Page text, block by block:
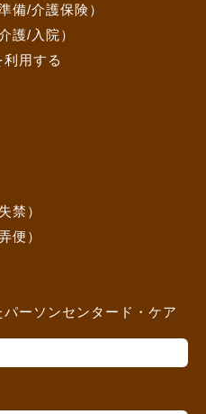
備/介護保険）
護/入院）
用する
禁）
便）
ーソンセンタード・ケア